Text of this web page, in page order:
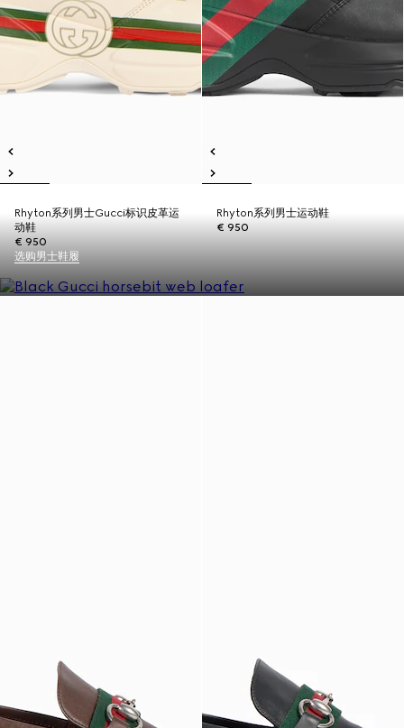
Rhyton系列男士Gucci标识皮革运
动鞋
€ 950
Rhyton系列男士运动鞋
€ 950
选购男士鞋履